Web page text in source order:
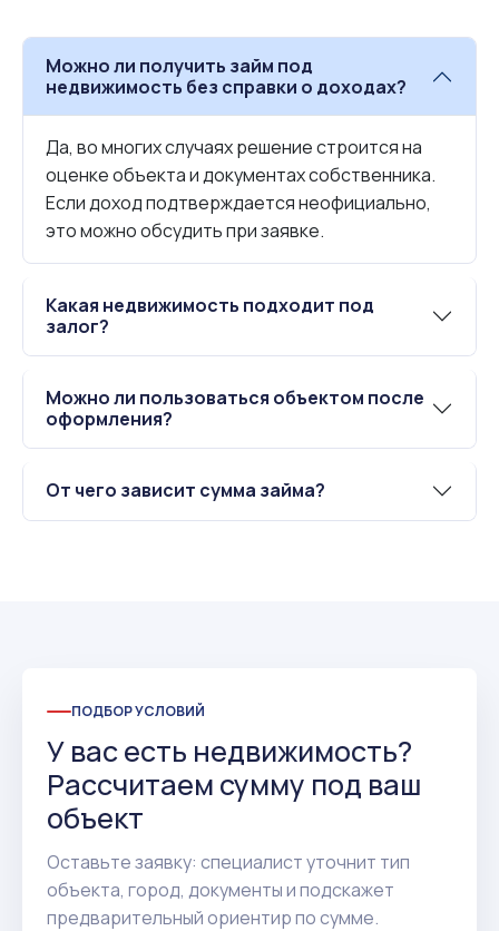
Можно ли получить займ под
недвижимость без справки о доходах?
Да, во многих случаях решение строится на
оценке объекта и документах собственника.
Если доход подтверждается неофициально,
это можно обсудить при заявке.
Какая недвижимость подходит под
залог?
Можно ли пользоваться объектом после
оформления?
От чего зависит сумма займа?
ПОДБОР УСЛОВИЙ
У вас есть недвижимость?
Рассчитаем сумму под ваш
объект
Оставьте заявку: специалист уточнит тип
объекта, город, документы и подскажет
предварительный ориентир по сумме.